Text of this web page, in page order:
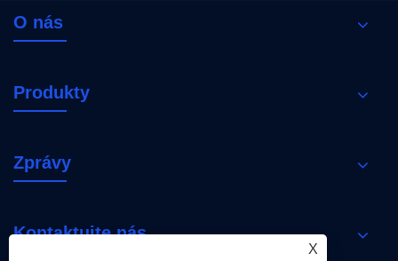
O nás
Produkty
Zprávy
Kontaktujte nás
X